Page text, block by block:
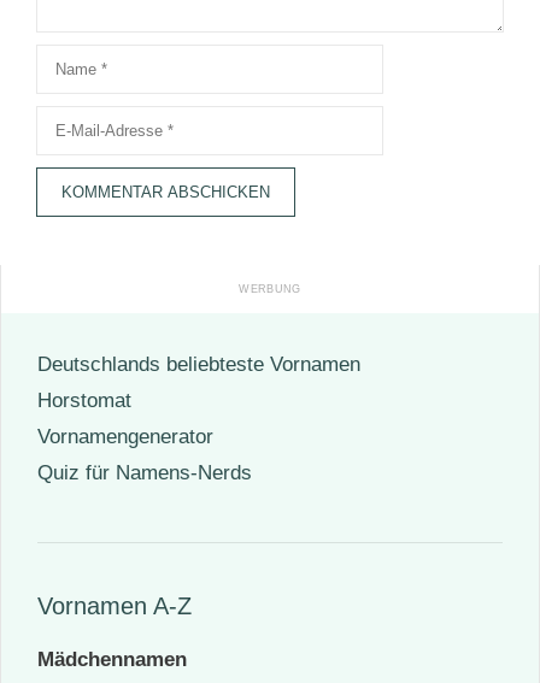
Name
Deutschlands beliebteste Vornamen
Horstomat
Vornamengenerator
Quiz für Namens-Nerds
Vornamen A-Z
Mädchennamen